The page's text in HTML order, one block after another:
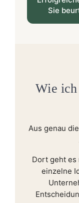
Sie
Wie ich
Aus genau
Dort geht es
einzelne